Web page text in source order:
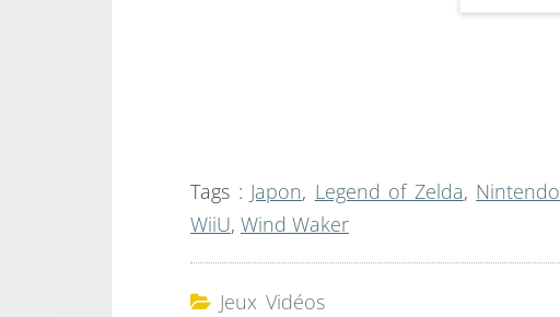
Tags : Japon, Legend of Zelda, Nintendo
WiiU, Wind Waker
Jeux Vidéos